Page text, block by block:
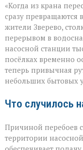
«Когда из крана
сразу превращаются
жители Зверево,
перерывом в
насосной станции
посёлках временно
теперь привычная
небольших бытовых
Что случилось
Причиной перебоев
территории